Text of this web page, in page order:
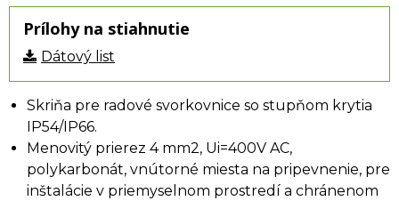
Prílohy na stiahnutie
Dátový list
Skriňa pre radové svorkovnice so stupňom krytia
IP54/IP66.
Menovitý prierez 4 mm2, Ui=400V AC,
polykarbonát, vnútorné miesta na pripevnenie, pre
inštalácie v priemyselnom prostredí a chránenom